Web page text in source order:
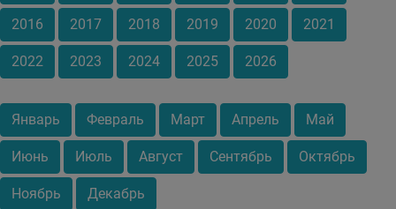
2016 2017 2018 2019 2020 2021
2022 2023 2024 2025 2026
Январь Февраль Март Апрель Май
Июнь Июль Август Сентябрь Октябрь
Ноябрь Декабрь